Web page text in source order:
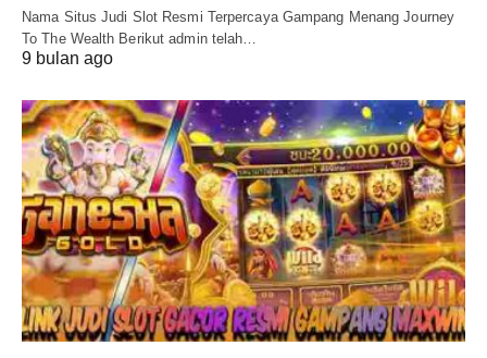
Nama Situs Judi Slot Resmi Terpercaya Gampang Menang Journey
To The Wealth Berikut admin telah…
9 bulan ago